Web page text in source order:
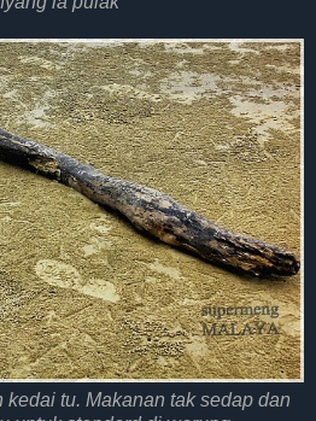
tu. Makanan tak sedap dan